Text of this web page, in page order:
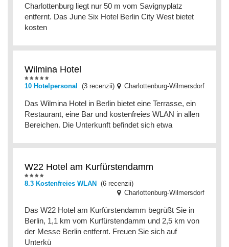
Charlottenburg liegt nur 50 m vom Savignyplatz
entfernt. Das June Six Hotel Berlin City West bietet
kosten
Wilmina Hotel
10 Hotelpersonal (3 recenzii) Charlottenburg-Wilmersdorf
Das Wilmina Hotel in Berlin bietet eine Terrasse, ein
Restaurant, eine Bar und kostenfreies WLAN in allen
Bereichen. Die Unterkunft befindet sich etwa
W22 Hotel am Kurfürstendamm
8.3 Kostenfreies WLAN
(6 recenzii)
Charlottenburg-Wilmersdorf
Das W22 Hotel am Kurfürstendamm begrüßt Sie in
Berlin, 1,1 km vom Kurfürstendamm und 2,5 km von
der Messe Berlin entfernt. Freuen Sie sich auf
Unterkü